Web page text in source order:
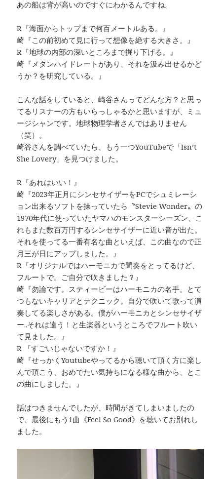
あの船は背が高いのですぐにわかるんですね。
R『海面からトップまで何百メートルある。』
崎『この前初めて見に行って想像を絶する大きさ。』
R『地球の内部の深いところまで掘り下げる。』
崎『メタンハイドレートがあり、それを汲み出せるかど
うか？を研究している。』
こんな話をしていると、崎谷さんってどんな方？と思っ
てるリスナーの方もいらっしゃるかと思いますが、ミュ
ージシャンです。地球物理学者さんではありません
（笑）。
崎谷さんを調べていたら、もう一つYouTubeで「Isn’t
She Lovery」を見つけました。
R『あれはいい！』
崎『2023年正月にシンセサイザーをPCでシュミレーシ
ョン出来るソフトを操っていたら〝Stevie Wonder〟の
1970年代に使っていたヤマハのモンスターシーズン、こ
れもまた数百万円するシンセサイザーに近い音が出た。
それを使ってる一番有名な曲といえば、この曲なので正
月三が日にアップしました。』
R『オリジナルではハーモニカで間奏をとってるけど、
フルートで。ご自分で吹きました？』
崎『勿論です。スティービーはハーモニカの名手。とて
つもないキャリアとテクニック。自分で吹いて歌って演
奏してる楽しさがある。僕がハーモニカとシンセサイザ
ー..それは違う！と生楽器というところでフルート吹い
て見ました。』
R 『すごいじゃないですか！』
崎『せっかくYoutubeやってるから聴いて頂く方に楽し
んで頂こう、おめでたい気持ちになる様な曲から、とこ
の曲にしました。』
話はつきませんでしたが、時間がきてしまいましたの
で、最後にもう1曲《Feel So Good》を聴いてお別れし
ました。